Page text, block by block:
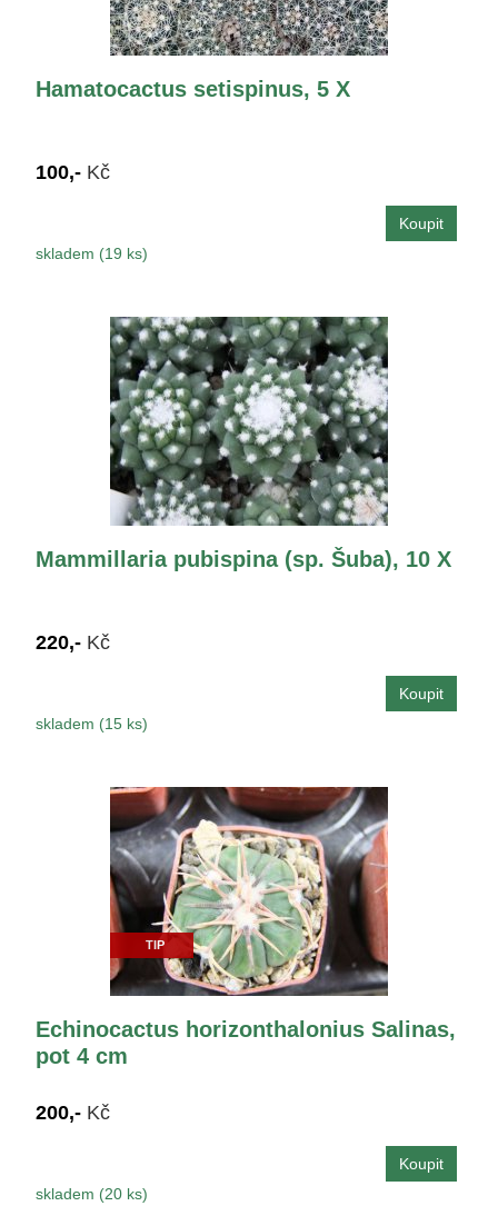
Hamatocactus setispinus, 5 X
100,- Kč
skladem (19 ks)
Mammillaria pubispina (sp. Šuba), 10 X
220,- Kč
skladem (15 ks)
TIP
Echinocactus horizonthalonius Salinas,
pot 4 cm
200,- Kč
skladem (20 ks)